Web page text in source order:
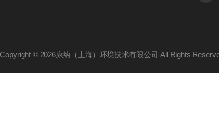
Copyright © 2026康纳（上海）环境技术有限公司 All Rights